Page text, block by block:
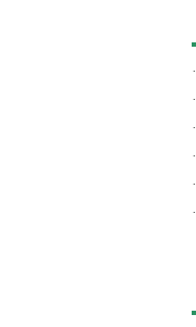
·
·
·
·
·
·